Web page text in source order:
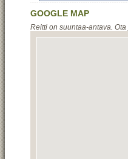
GOOGLE MAP
Reitti on suuntaa-antava.